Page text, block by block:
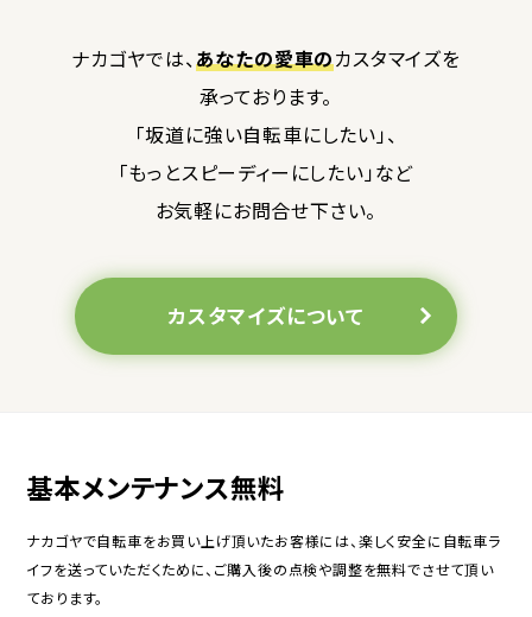
ナカゴヤでは、 あなたの愛車のカスタマイズを
承っております。
「坂道に強い自転車にしたい」、
「もっとスピーディーにしたい」など
お気軽にお問合せ下さい。
カスタマイズについて
基本メンテナンス無料
ナカゴヤで自転車をお買い上げ頂いたお客様には、楽しく安全に自転車ラ
イフを送っていただくために、ご購入後の点検や調整を無料でさせて頂い
ております。